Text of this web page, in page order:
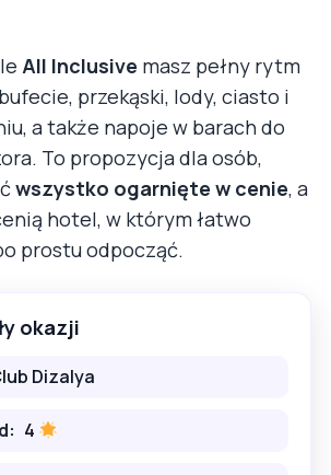
All Inclusive masz pełny rytm
przekąski, lody, ciasto i
a także napoje w barach do
To propozycja dla osób,
wszystko ogarnięte w cenie, a
hotel, w którym łatwo
prostu odpocząć.
okazji
Dizalya
4